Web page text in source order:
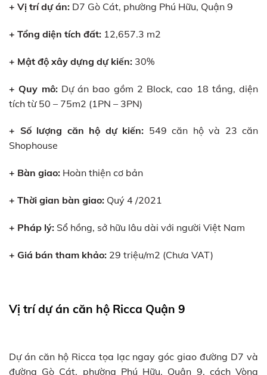
+ Vị trí dự án: D7 Gò Cát, phường Phú Hữu, Quận 9
+ Tổng diện tích đất: 12,657.3 m2
+ Mật độ xây dựng dự kiến: 30%
+ Quy mô:Dự án bao gồm 2 Block, cao 18 tầng, diện
tích từ 50 – 75m2 (1PN – 3PN)
+ Số lượng căn hộ dự kiến: 549 căn hộ và 23 căn
Shophouse
+ Bàn giao: Hoàn thiện cơ bản
+ Thời gian bàn giao: Quý 4 /2021
+ Pháp lý: Sổ hồng, sở hữu lâu dài với người Việt Nam
+ Giá bán tham khảo: 29 triệu/m2 (Chưa VAT)
Vị trí dự án căn hộ Ricca Quận 9
Dự án căn hộ Ricca tọa lạc ngay góc giao đường D7 và
đường Gò Cát, phường Phú Hữu, Quận 9, cách Vòng